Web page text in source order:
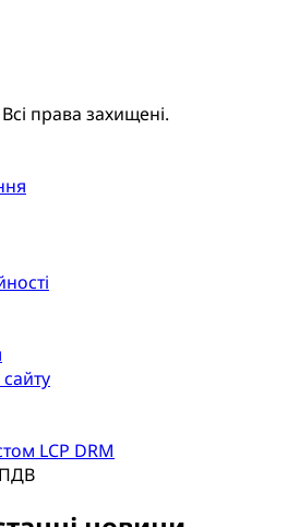
Всі права захищені.
LCP DRM
ПДВ